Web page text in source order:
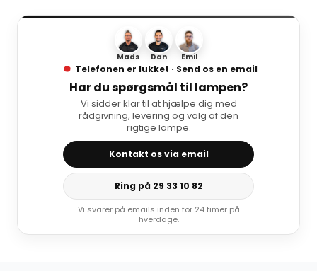
Mads Dan Emil
Telefonen er lukket · Send os en email
Har du spørgsmål til lampen?
Vi sidder klar til at hjælpe dig med
rådgivning, levering og valg af den
rigtige lampe.
Kontakt os via email
Ring på 29 33 10 82
Vi svarer på emails inden for 24 timer på
hverdage.